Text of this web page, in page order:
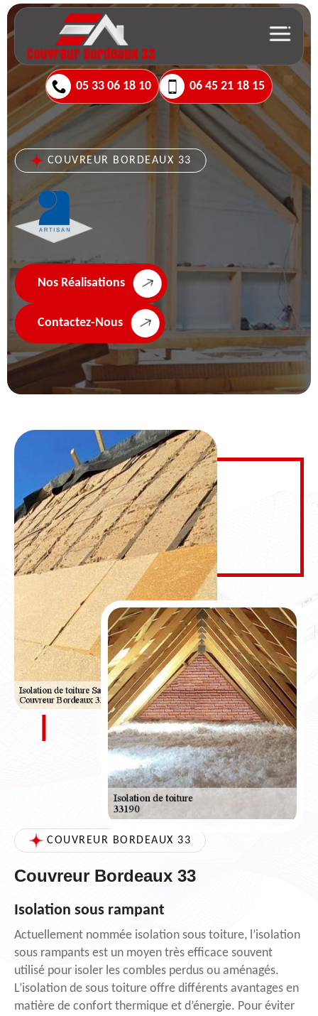
05 33 06 18 10 06 45 21 18 15
COUVREUR BORDEAUX 33
Nos Réalisations
Contactez-Nous
COUVREUR BORDEAUX 33
Couvreur Bordeaux 33
Isolation sous rampant
Actuellement nommée isolation sous toiture, l’isolation
sous rampants est un moyen très efficace souvent
utilisé pour isoler les combles perdus ou aménagés.
L’isolation de sous toiture offre différents avantages en
matière de confort thermique et d’énergie. Pour éviter